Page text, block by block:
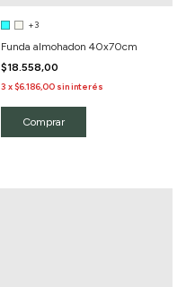
+3
Funda almohadon 40x70cm
$18.558,00
3 x$6.186,00 sin interés
Comprar